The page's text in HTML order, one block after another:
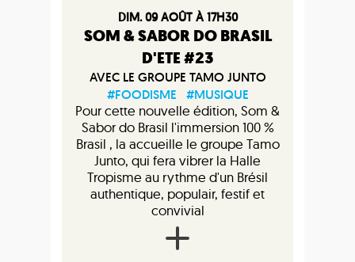
DIM. 09 AOÛT À 17H30
SOM & SABOR DO BRASIL
D'ETE #23
AVEC LE GROUPE TAMO JUNTO
#FOODISME
#MUSIQUE
Pour cette nouvelle édition, Som &
Sabor do Brasil l'immersion 100 %
Brasil , la accueille le groupe Tamo
Junto, qui fera vibrer la Halle
Tropisme au rythme d'un Brésil
authentique, populair, festif et
convivial